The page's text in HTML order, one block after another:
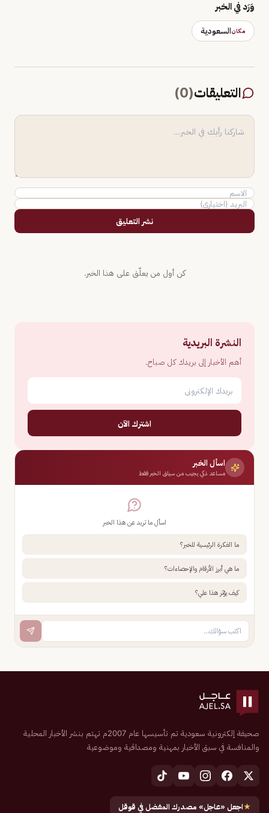
وَرَد في الخبر
مكانالسعودية
التعليقات(
0
)
نشر التعليق
كن أول من يعلّق على هذا الخبر.
النشرة البريدية
أهم الأخبار إلى بريدك كل صباح.
اشترك الآن
اسأل الخبر
مساعد ذكي يجيب من سياق الخبر فقط
اسأل ما تريد عن هذا الخبر
ما الفكرة الرئيسية للخبر؟
ما هي أبرز الأرقام والإحصاءات؟
كيف يؤثر هذا علي؟
صحيفة إلكترونية سعودية تم تأسيسها عام 2007م تهتم بنشر الأخبار المحلية
والمنافسة في سبق الأخبار بمهنية ومصداقية وموضوعية
★اجعل «عاجل» مصدرك المفضل في قوقل